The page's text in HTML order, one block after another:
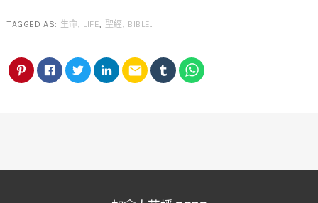
TAGGED AS: 生命, LIFE, 聖經, BIBLE.
email